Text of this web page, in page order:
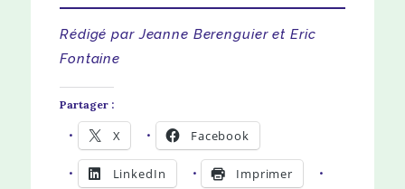
Rédigé par Jeanne Berenguier et Eric
Fontaine
Partager :
X Facebook
LinkedIn Imprimer